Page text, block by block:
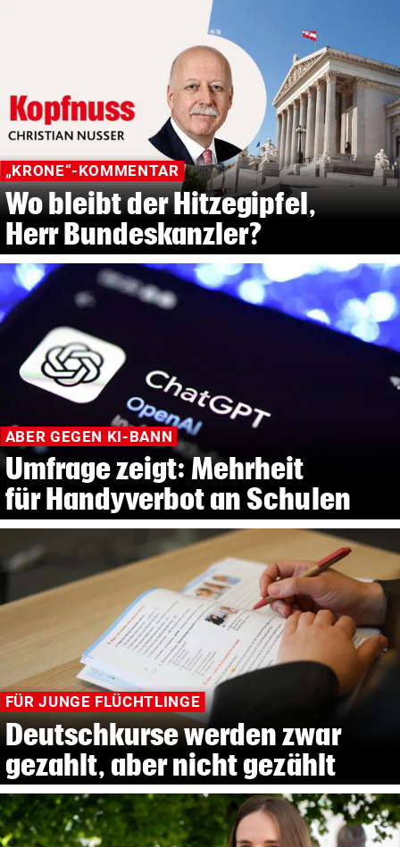
„KRONE“-KOMMENTAR
Wo bleibt der Hitzegipfel,
Herr Bundeskanzler?
ABER GEGEN KI-BANN
Umfrage zeigt: Mehrheit
für Handyverbot an Schulen
FÜR JUNGE FLÜCHTLINGE
Deutschkurse werden zwar
gezahlt, aber nicht gezählt